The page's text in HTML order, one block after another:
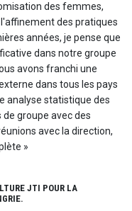
des femmes,
des pratiques
années, je pense que
dans notre groupe
avons franchi une
dans tous les pays
analyse statistique des
de groupe avec des
avec la direction,
»
JTI POUR LA